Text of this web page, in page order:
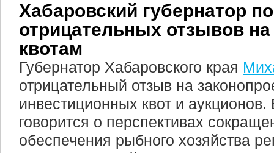
Хабаровский губернатор
отрицательных отзывов на
квотам
Губернатор Хабаровского края
отрицательный отзыв на
инвестиционных квот и
говорится о перспективах
обеспечения рыбного хозяйства